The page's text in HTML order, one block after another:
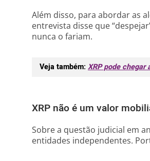
Além disso, para abordar as
entrevista disse que
nunca o fariam.
Veja também:XRP pode chegar
XRP não é um valor
Sobre a questão judicial em
entidades independentes.